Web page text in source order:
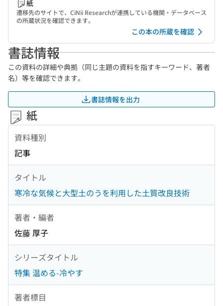
紙
遷移先のサイトで、CiNii Researchが連携している機関・データベース
の所蔵状況を確認できます。
この本の所蔵を確認
書誌情報
この資料の詳細や典拠（同じ主題の資料を指すキーワード、著者
名）等を確認できます。
書誌情報を出力
紙
資料種別
記事
タイトル
寒冷な気候と大型土のうを利用した土質改良技術
著者・編者
佐藤 厚子
シリーズタイトル
特集 温める-冷やす
著者標目